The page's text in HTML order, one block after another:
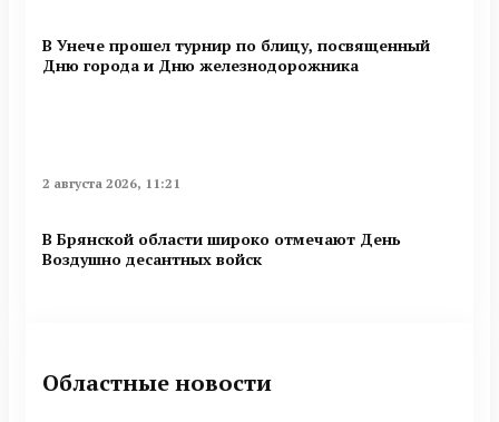
В Унече прошел турнир по блицу, посвященный
Дню города и Дню железнодорожника
2 августа 2026, 11:21
В Брянской области широко отмечают День
Воздушно десантных войск
Областные новости